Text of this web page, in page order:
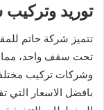
توريد
تتميز شركة حاتم
تحت سقف واحد، مما
وشركات تركيب
بافضل الاسعار التي